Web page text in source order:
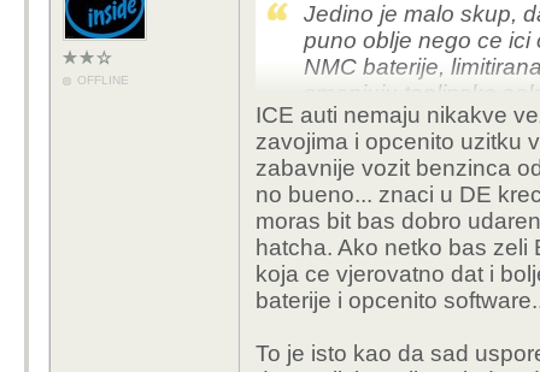
OFFLINE
Jedino je malo skup,
puno oblje nego ce ici
NMC baterije,
smanjuju toplinske
Auto je ispod 1.6
voznji.
Meni kao gradska
izgledati i svakom
pristojnih perfromansi.
Kome treba brze na
Ovo prvo je
Postoje ICE varijante
ICE auti nemaju nikakve
zavojima i opcenito uzitku
zabavnije vozit benzinca
no bueno... znaci u DE
moras bit bas dobro
hatcha. Ako netko bas
koja ce vjerovatno dat i
baterije i opcenito
To je isto kao da sad